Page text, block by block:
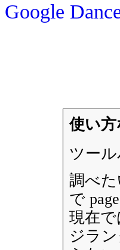
Google
使い
ツー
調べ
で
現在
ジラ